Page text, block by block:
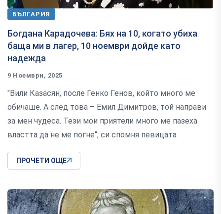
БЪЛГАРИЯ
Богдана Карадочева: Бях на 10, когато убиха
баща ми в лагер, 10 ноември дойде като
надежда
9 Ноември, 2025
"Вили Казасян, после Генко Генов, който много ме
обичаше. А след това – Емил Димитров, той направи
за мен чудеса. Тези мои приятели много ме пазеха
властта да не ме погне“, си спомня певицата
ПРОЧЕТИ ОЩЕ